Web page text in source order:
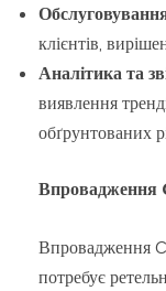
клієнтів,
Аналітика та
виявлення
обґрунтованих
Впровадження
Впровадження
потребує